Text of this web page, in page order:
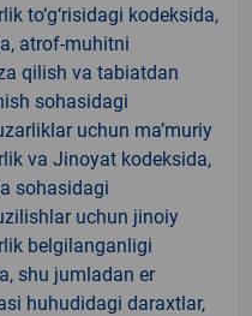
to‘g‘risidagi kodeksida,
atrof-muhitni
qilish va tabiatdan
sohasidagi
uchun ma’muriy
va Jinoyat kodeksida,
sohasidagi
uchun jinoiy
belgilanganligi
shu jumladan er
huhudidagi daraxtlar,